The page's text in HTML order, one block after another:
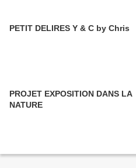
PETIT DELIRES Y & C by Chris
PROJET EXPOSITION DANS LA
NATURE